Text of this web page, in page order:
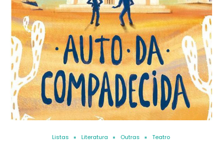
Listas Literatura Outras Teatro